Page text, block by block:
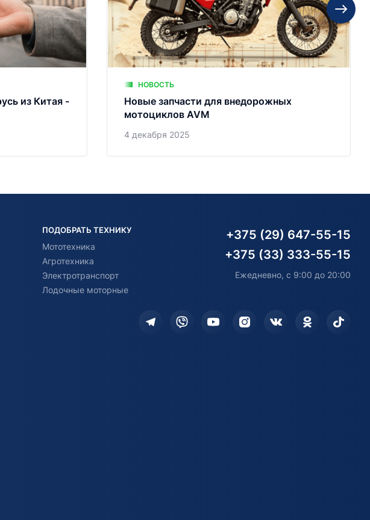
из Китая -
НОВОСТЬ
Новые запчасти для внедорожных
мотоциклов AVM
4 декабря 2025
ПОДОБРАТЬ ТЕХНИКУ
Мототехника
Агротехника
Электротранспорт
Лодочные моторные
+375 (29) 647-55-15
+375 (33) 333-55-15
Ежедневно, с 9:00 до 20:00